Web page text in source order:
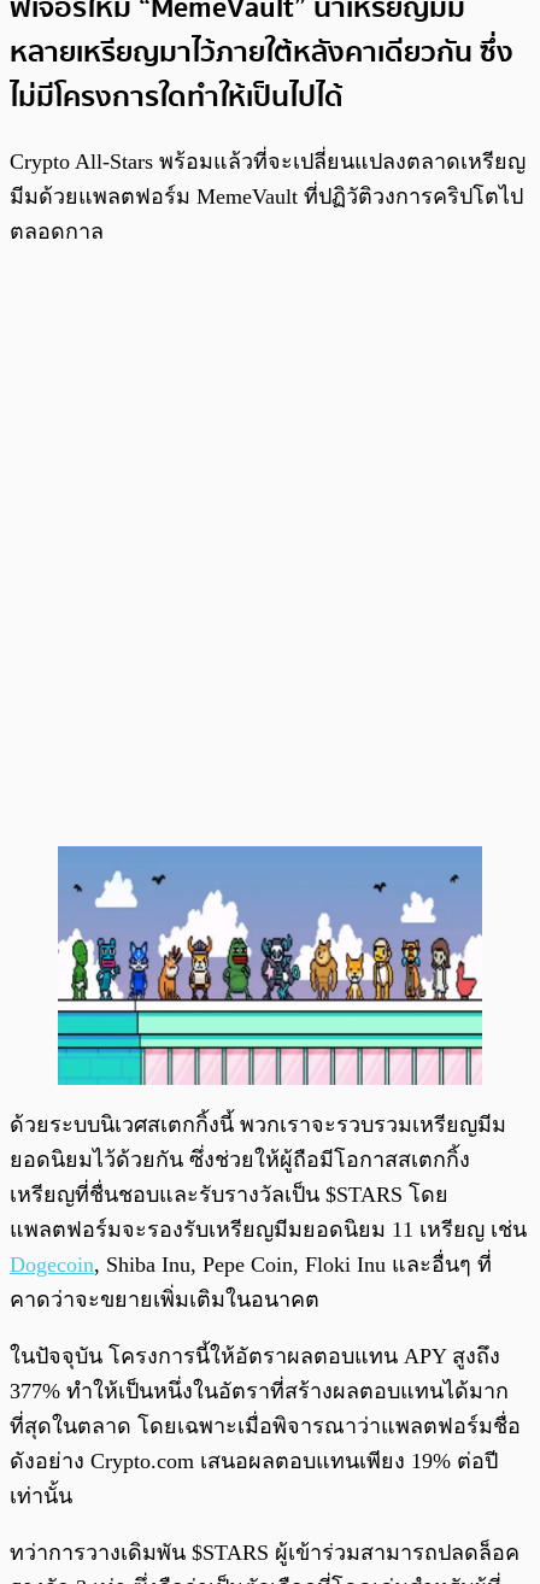
หลายเหรียญมาไว้ภายใต้หลังคาเดียวกัน ซึ่ง
ไม่มีโครงการใดทำให้เป็นไปได้
Crypto All-Stars พร้อมแล้วที่จะเปลี่ยนแปลงตลาดเหรียญ
มีมด้วยแพลตฟอร์ม MemeVault ที่ปฏิวัติวงการคริปโตไป
ตลอดกาล
ด้วยระบบนิเวศสเตกกิ้งนี้ พวกเราจะรวบรวมเหรียญมีม
ยอดนิยมไว้ด้วยกัน ซึ่งช่วยให้ผู้ถือมีโอกาสสเตกกิ้ง
เหรียญที่ชื่นชอบและรับรางวัลเป็น $STARS โดย
แพลตฟอร์มจะรองรับเหรียญมีมยอดนิยม 11 เหรียญ เช่น
Dogecoin, Shiba Inu, Pepe Coin, Floki Inu และอื่นๆ ที่
คาดว่าจะขยายเพิ่มเติมในอนาคต
ในปัจจุบัน โครงการนี้ให้อัตราผลตอบแทน APY สูงถึง
377% ทำให้เป็นหนึ่งในอัตราที่สร้างผลตอบแทนได้มาก
ที่สุดในตลาด โดยเฉพาะเมื่อพิจารณาว่าแพลตฟอร์มชื่อ
ดังอย่าง Crypto.com เสนอผลตอบแทนเพียง 19% ต่อปี
เท่านั้น
ทว่าการวางเดิมพัน $STARS ผู้เข้าร่วมสามารถปลดล็อค